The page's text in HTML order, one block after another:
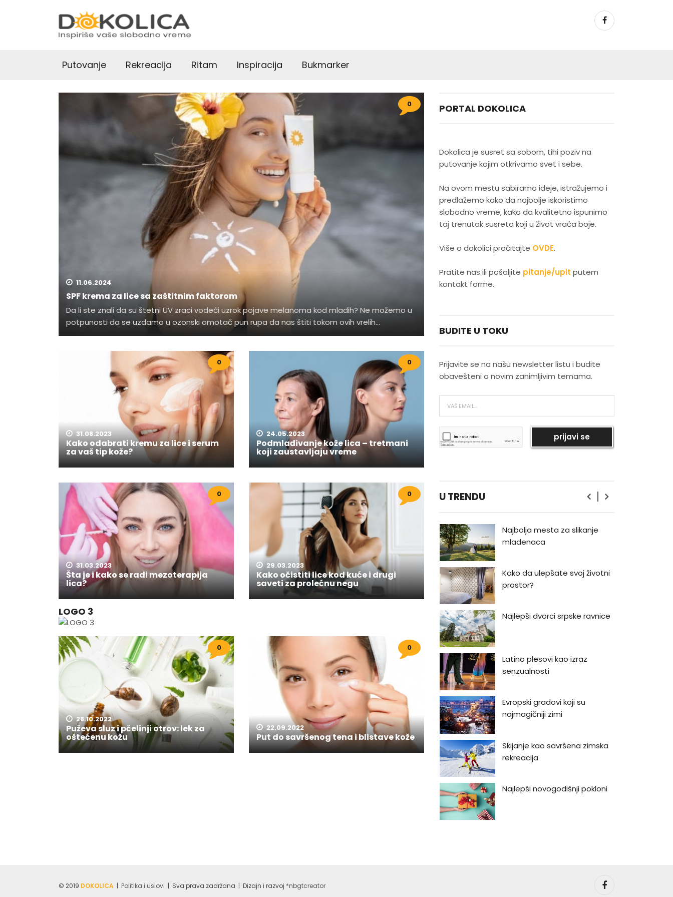
Putovanje Rekreacija Ritam Inspiracija Bukmarker
0
11.06.2024
SPF krema za lice sa zaštitnim faktorom
Da li ste znali da su štetni UV zraci vodeći uzrok pojave melanoma kod mladih? Ne možemo u
potpunosti da se uzdamo u ozonski omotač pun rupa da nas štiti tokom ovih vrelih...
0
31.08.2023
Kako odabrati kremu za lice i serum
za vaš tip kože?
0
24.05.2023
Podmlađivanje kože lica – tretmani
koji zaustavljaju vreme
0
31.03.2023
Šta je i kako se radi mezoterapija
lica?
0
29.03.2023
Kako očistiti lice kod kuće i drugi
saveti za prolećnu negu
LOGO 3
0
28.10.2022
Puževa sluz i pčelinji otrov: lek za
oštećenu kožu
0
22.09.2022
Put do savršenog tena i blistave kože
PORTAL DOKOLICA
Dokolica je susret sa sobom, tihi poziv na
putovanje kojim otkrivamo svet i sebe.
Na ovom mestu sabiramo ideje, istražujemo i
predlažemo kako da najbolje iskoristimo
slobodno vreme, kako da kvalitetno ispunimo
taj trenutak susreta koji u život vraća boje.
Više o dokolici pročitajte OVDE.
Pratite nas ili pošaljite pitanje/upit putem
kontakt forme.
BUDITE U TOKU
Prijavite se na našu newsletter listu i budite
obavešteni o novim zanimljivim temama.
U TRENDU
Latino plesovi kao izraz
Evropski gradovi koji su
rekreacija
Bukmarker #3: Rej Bredberi -
Najbolja mesta za slikanje
mladenaca
Kako da ulepšate svoj životni
prostor?
Najlepši dvorci srpske ravnice
Latino plesovi kao izraz
senzualnosti
Evropski gradovi koji su
najmagičniji zimi
Skijanje kao savršena zimska
rekreacija
Najlepši novogodišnji pokloni
© 2019 DOKOLICA | Politika i uslovi | Sva prava zadržana | Dizajn i razvoj *nbgtcreator